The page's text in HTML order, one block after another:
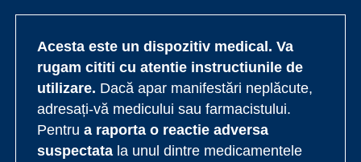
Acesta este un dispozitiv medical. Va
rugam cititi cu atentie instructiunile de
utilizare. Dacă apar manifestări neplăcute,
adresați-vă medicului sau farmacistului.
Pentru a raporta o reactie adversa
suspectata la unul dintre medicamentele